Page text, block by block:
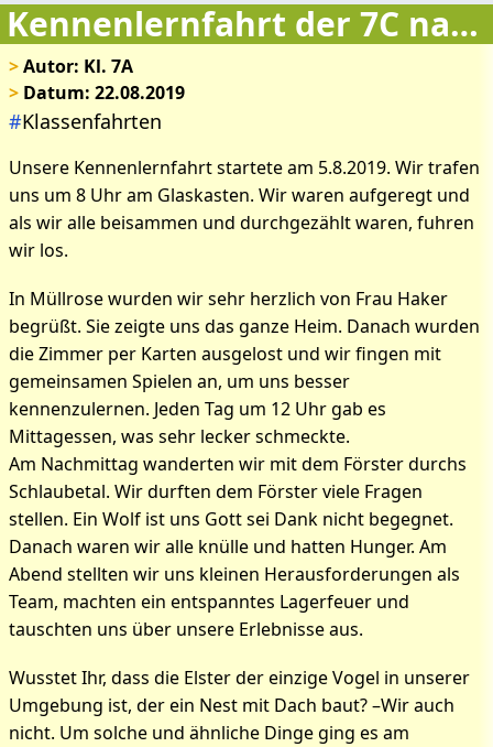
Kennenlernfahrt der 7C nach Müllrose
>Autor: Kl. 7A
> Datum: 22.08.2019
#Klassenfahrten
Unsere Kennenlernfahrt startete am 5.8.2019. Wir trafen
uns um 8 Uhr am Glaskasten. Wir waren aufgeregt und
als wir alle beisammen und durchgezählt waren, fuhren
wir los.
In Müllrose wurden wir sehr herzlich von Frau Haker
begrüßt. Sie zeigte uns das ganze Heim. Danach wurden
die Zimmer per Karten ausgelost und wir fingen mit
gemeinsamen Spielen an, um uns besser
kennenzulernen. Jeden Tag um 12 Uhr gab es
Mittagessen, was sehr lecker schmeckte.
Am Nachmittag wanderten wir mit dem Förster durchs
Schlaubetal. Wir durften dem Förster viele Fragen
stellen. Ein Wolf ist uns Gott sei Dank nicht begegnet.
Danach waren wir alle knülle und hatten Hunger. Am
Abend stellten wir uns kleinen Herausforderungen als
Team, machten ein entspanntes Lagerfeuer und
tauschten uns über unsere Erlebnisse aus.
Wusstet Ihr, dass die Elster der einzige Vogel in unserer
Umgebung ist, der ein Nest mit Dach baut? –Wir auch
nicht. Um solche und ähnliche Dinge ging es am
Bilder zum Artikel:
Kennenlernfahrt der 7C
nach Müllrose